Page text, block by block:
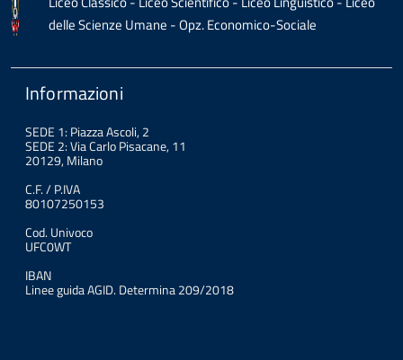
delle Scienze Umane - Opz. Economico-Sociale
Informazioni
SEDE 1: Piazza Ascoli, 2
SEDE 2: Via Carlo Pisacane, 11
20129, Milano
C.F. / P.IVA
80107250153
Cod. Univoco
UFC0WT
IBAN
Linee guida AGID. Determina 209/2018